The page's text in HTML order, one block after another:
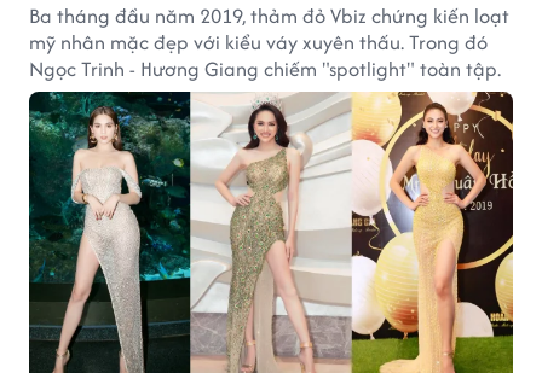
Ba tháng đầu năm 2019, thảm đỏ Vbiz chứng kiến loạt
mỹ nhân mặc đẹp với kiểu váy xuyên thấu. Trong đó
Ngọc Trinh - Hương Giang chiếm "spotlight" toàn tập.